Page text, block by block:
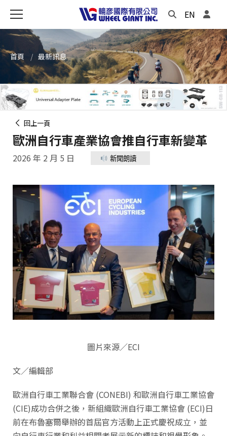
EN
首頁 最新訊息
回上一頁
歐洲自行車產業協會推自行車新變革
2026 年 2 月 5 日 新聞朗讀
圖片來源／ECI
文／編輯部
歐洲自行車工業聯合會 (CONEBI) 和歐洲自行車工業協會
(CIE)成功合併之後，新組織歐洲自行車工業協會 (ECI)日
前在布魯塞爾舉辦的首屆官方活動上正式慶祝成立，並